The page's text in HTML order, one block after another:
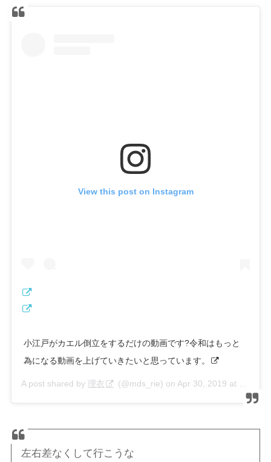
View this post on Instagram
小江戸がカエル倒立をするだけの動画です?令和はもっと
為になる動画を上げていきたいと思っています。
A post shared by 理衣 (@mds_rie) on Apr 30, 2019 at 7:20am PDT
左右差なくして行こうな